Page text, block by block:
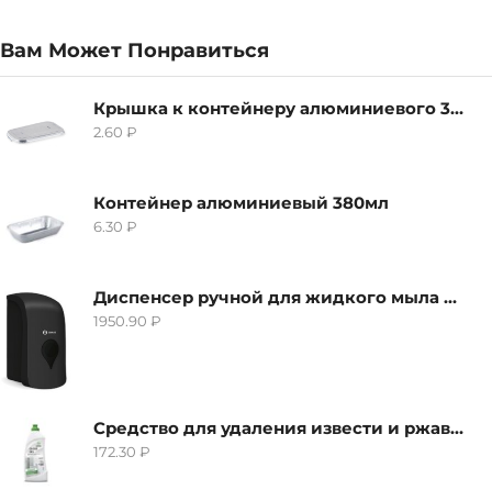
Вам Может Понравиться
Крышка к контейнеру алюминиевого 380мл
2.60 ₽
Контейнер алюминиевый 380мл
6.30 ₽
Диспенсер ручной для жидкого мыла Grass IT-0638, черный
1950.90 ₽
Средство для удаления извести и ржавчины Grass Gloss-Gel, 500мл
172.30 ₽